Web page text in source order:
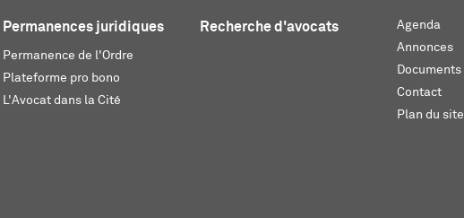
Permanences juridiques
Permanence de l'Ordre
Plateforme pro bono
L'Avocat dans la Cité
Recherche d'avocats
Agenda
Annonces
Documents
Contact
Plan du site